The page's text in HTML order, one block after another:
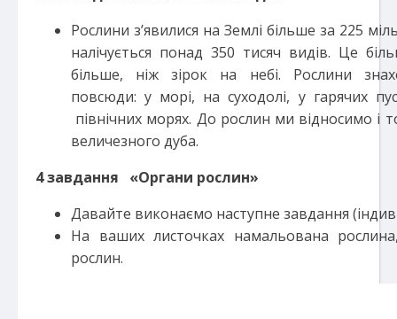
Рослини з’явилися на Землі більше за 225
налічується понад 350 тисяч видів. Це
більше, ніж зірок на небі. Рослини
повсюди: у морі, на суходолі, у гарячих
північних морях. До рослин ми відносимо і
величезного дуба.
4завдання
«Органи рослин»
Давайте виконаємо наступне завдання
На ваших листочках намальована
рослин.